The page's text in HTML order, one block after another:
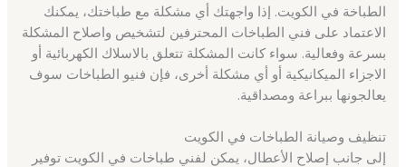
الطباخة في الكويت. إذا واجهتك أي مشكلة مع طباختك، يمكنك
الاعتماد على فني الطباخات المحترفين لتشخيص واصلاح المشكلة
بسرعة وفعالية. سواء كانت المشكلة تتعلق بالاسلاك الكهربائية أو
الاجزاء الميكانيكية أو أي مشكلة أخرى، فإن فنيو الطباخات سوف
يعالجونها ببراعة ومصداقية.
تنظيف وصيانة الطباخات في الكويت
إلى جانب إصلاح الأعطال، يمكن لفني طباخات في الكويت توفير